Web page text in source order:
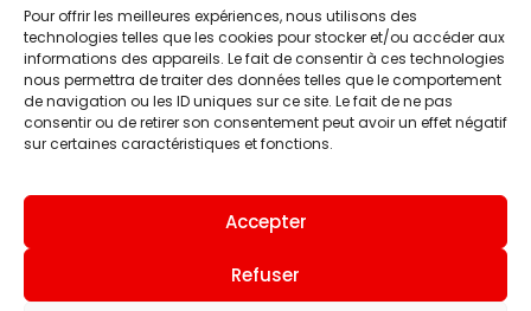
Pour offrir les meilleures expériences, nous utilisons des
technologies telles que les cookies pour stocker et/ou accéder aux
informations des appareils. Le fait de consentir à ces technologies
nous permettra de traiter des données telles que le comportement
de navigation ou les ID uniques sur ce site. Le fait de ne pas
consentir ou de retirer son consentement peut avoir un effet négatif
sur certaines caractéristiques et fonctions.
Accepter
Refuser
ACTUALITÉS
CLUB
BOUTIQUE
HISTOIRE
ÉQUIPE PREMIERE
INFOS ET CONTACT